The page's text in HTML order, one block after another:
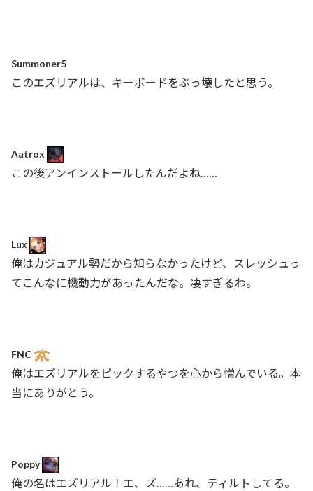
Summoner5
このエズリアルは、キーボードをぶっ壊したと思う。
Aatrox
この後アンインストールしたんだよね……
Lux
俺はカジュアル勢だから知らなかったけど、スレッシュっ
てこんなに機動力があったんだな。凄すぎるわ。
FNC
俺はエズリアルをピックするやつを心から憎んでいる。本
当にありがとう。
Poppy
俺の名はエズリアル！エ、ズ……あれ、ティルトしてる。